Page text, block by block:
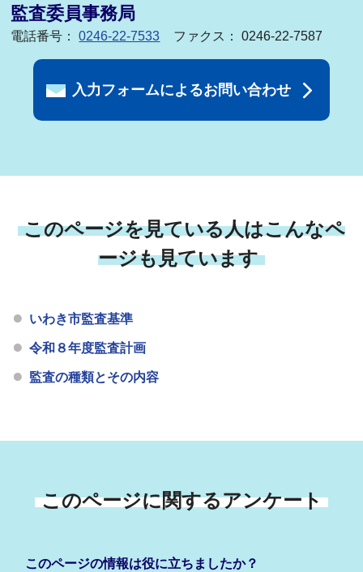
監査委員事務局
電話番号：0246-22-7533 ファクス： 0246-22-7587
入力フォームによるお問い合わせ
このページを見ている人はこんなペ
ージも見ています
いわき市監査基準
令和８年度監査計画
監査の種類とその内容
このページに関するアンケート
このページの情報は役に立ちましたか？